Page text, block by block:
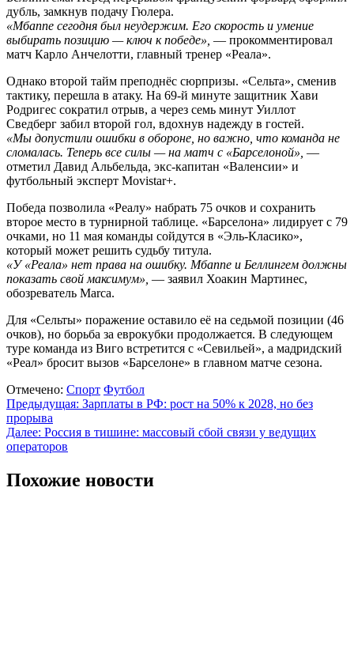
дубль, замкнув подачу Гюлера.
«Мбаппе сегодня был неудержим. Его скорость и умение
выбирать позицию — ключ к победе», — прокомментировал
матч Карло Анчелотти, главный тренер «Реала».
Однако второй тайм преподнёс сюрпризы. «Сельта», сменив
тактику, перешла в атаку. На 69-й минуте защитник Хави
Родригес сократил отрыв, а через семь минут Уиллот
Сведберг забил второй гол, вдохнув надежду в гостей.
«Мы допустили ошибки в обороне, но важно, что команда не
сломалась. Теперь все силы — на матч с «Барселоной», —
отметил Давид Альбельда, экс-капитан «Валенсии» и
футбольный эксперт Movistar+.
Победа позволила «Реалу» набрать 75 очков и сохранить
второе место в турнирной таблице. «Барселона» лидирует с 79
очками, но 11 мая команды сойдутся в «Эль-Класико»,
который может решить судьбу титула.
«У «Реала» нет права на ошибку. Мбаппе и Беллингем должны
показать свой максимум», — заявил Хоакин Мартинес,
обозреватель Marca.
Для «Сельты» поражение оставило её на седьмой позиции (46
очков), но борьба за еврокубки продолжается. В следующем
туре команда из Виго встретится с «Севильей», а мадридский
«Реал» бросит вызов «Барселоне» в главном матче сезона.
Отмечено: Спорт Футбол
Навигация
по
записям
Предыдущая: Зарплаты в РФ: рост на 50% к 2028, но без
прорыва
Далее: Россия в тишине: массовый сбой связи у ведущих
операторов
Похожие новости